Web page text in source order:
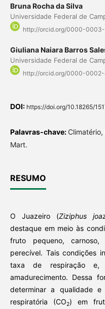
Bruna Rocha da Silva
Universidade Federal de
http://orcid.org/0000-
Giuliana Naiara Barros
Universidade Federal de
http://orcid.org/0000-
DOI: https://doi.org/10.18265/
Palavras-chave:
Mart.
RESUMO
O Juazeiro (Ziziphus
destaque em meio às
fruto pequeno,
perecível. Tais condições
taxa de respiração e,
amadurecimento. Dessa
determinar a qualidade
respiratória (CO2) em